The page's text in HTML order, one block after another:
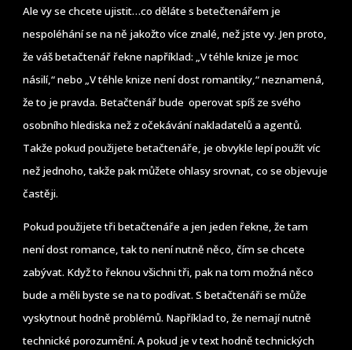
Ale vy se chcete ujistit…co děláte s betečtenářem je
nespoléhání se na ně jakožto více znalé, než jste vy. Jen proto,
že váš betačtenář řekne například: „V téhle knize je moc
násilí,“ nebo „V téhle knize není dost romantiky,“ neznamená,
že to je pravda. Betačtenář bude operovat spíš ze svého
osobního hlediska než z očekávání nakladatelů a agentů.
Takže pokud použijete betačtenáře, je obvykle lepí použít víc
než jednoho, takže pak můžete ohlasy srovnat, co se objevuje
častěji.
Pokud použijete tři betačtenáře a jen jeden řekne, že tam
není dost romance, tak to není nutně něco, čím se chcete
zabývat. Když to řeknou všichni tři, pak na tom možná něco
bude a měli byste se na to podívat. S betačtenáři se může
vyskytnout hodně problémů. Například to, že nemají nutně
technické porozumění. A pokud je v text hodně technických